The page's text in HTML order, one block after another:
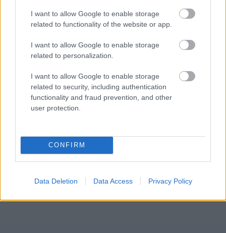
I want to allow Google to enable storage
related to functionality of the website or app.
I want to allow Google to enable storage
related to personalization.
I want to allow Google to enable storage
related to security, including authentication
functionality and fraud prevention, and other
user protection.
CONFIRM
Data Deletion Data Access Privacy Policy
NÉPSZERŰ